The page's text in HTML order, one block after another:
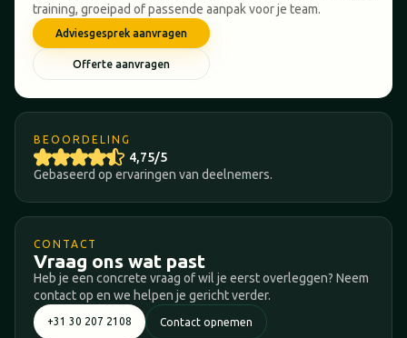
training, groeipad of passende aanpak voor je team.
Adviesgesprek aanvragen
Offerte aanvragen
BEOORDELING
4,75/5
Gebaseerd op ervaringen van deelnemers.
CONTACT
Vraag ons wat past
Heb je een concrete vraag of wil je eerst overleggen? Neem
contact op en we helpen je gericht verder.
+31 30 207 2108 Contact opnemen